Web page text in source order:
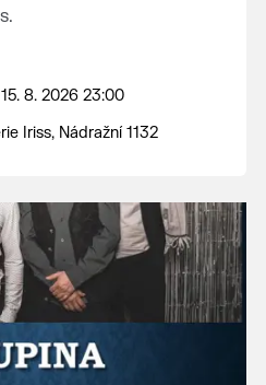
8. 2026 23:00
Iriss, Nádražní 1132